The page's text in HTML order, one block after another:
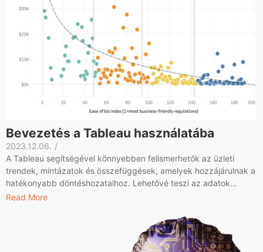
Bevezetés a Tableau használatába
2023.12.06. /
A Tableau segítségével könnyebben felismerhetők az üzleti
trendek, mintázatok és összefüggések, amelyek hozzájárulnak a
hatékonyabb döntéshozatalhoz. Lehetővé teszi az adatok…
Read More